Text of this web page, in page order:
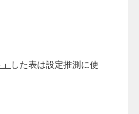
した表は設定推測に使